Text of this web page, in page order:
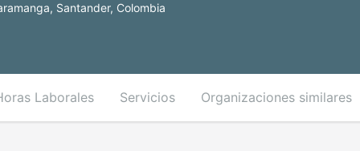
Santander, Colombia
Laborales Servicios Organizaciones similares